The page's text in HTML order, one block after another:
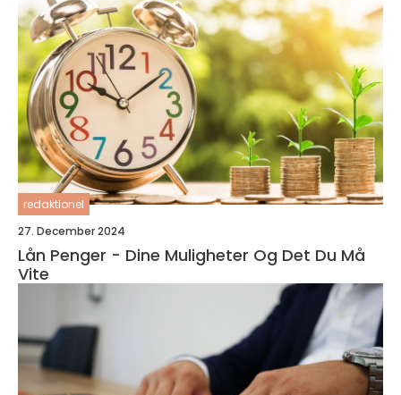
redaktionel
27. December 2024
Lån Penger - Dine Muligheter Og Det Du Må
Vite